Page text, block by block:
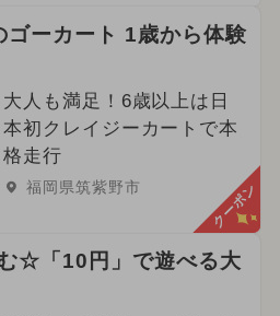
ゴーカート 1歳から体験
大人も満足！6歳以上は日
本初クレイジーカートで本
格走行
福岡県筑紫野市 クーポン
☆「10円」で遊べる大